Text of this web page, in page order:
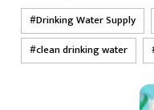
Drinking Water Supply
clean drinking water